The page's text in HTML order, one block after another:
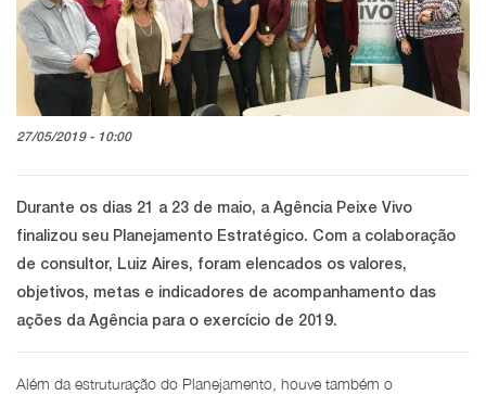
27/05/2019 - 10:00
Durante os dias 21 a 23 de maio, a Agência Peixe Vivo
finalizou seu Planejamento Estratégico. Com a colaboração
de consultor, Luiz Aires, foram elencados os valores,
objetivos, metas e indicadores de acompanhamento das
ações da Agência para o exercício de 2019.
Além da estruturação do Planejamento, houve também o